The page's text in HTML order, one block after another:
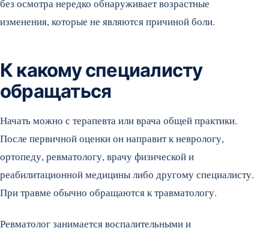
без осмотра нередко обнаруживает возрастные
изменения, которые не являются причиной боли.
К какому специалисту
обращаться
Начать можно с терапевта или врача общей практики.
После первичной оценки он направит к неврологу,
ортопеду, ревматологу, врачу физической и
реабилитационной медицины либо другому специалисту.
При травме обычно обращаются к травматологу.
Ревматолог занимается воспалительными и